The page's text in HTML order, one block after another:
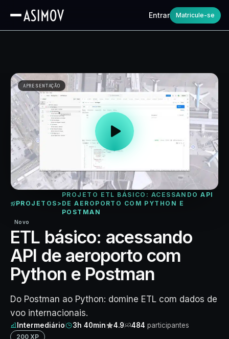
Entrar Matricule-se
PROJETOS >
PROJETO ETL BÁSICO: ACESSANDO API
DE AEROPORTO COM PYTHON E
POSTMAN
Novo
ETL básico: acessando
API de aeroporto com
Python e Postman
Do Postman ao Python: domine ETL com dados de
voo internacionais.
Intermediário 3h 40min 4.9 484 participantes
200 XP
APRESENTAÇÃO